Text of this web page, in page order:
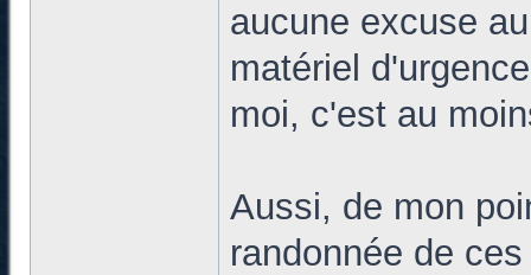
aucune excuse
matériel
moi, c'est au
Aussi, de mon
randonnée de